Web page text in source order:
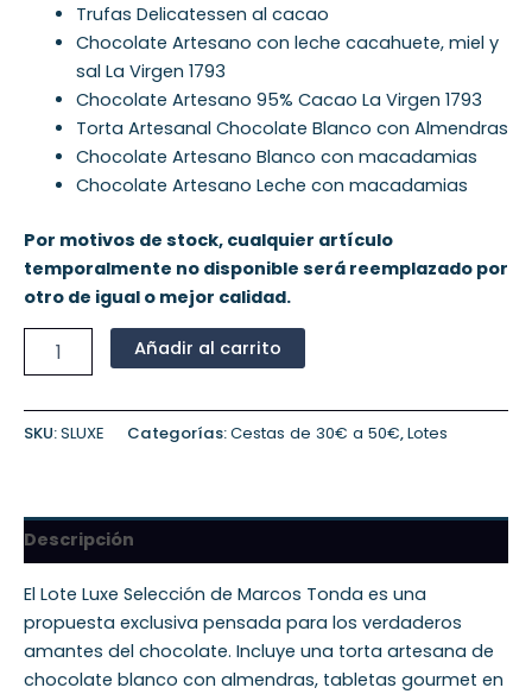
Trufas Delicatessen al cacao
Chocolate Artesano con leche cacahuete, miel y
sal La Virgen 1793
Chocolate Artesano 95% Cacao La Virgen 1793
Torta Artesanal Chocolate Blanco con Almendras
Chocolate Artesano Blanco con macadamias
Chocolate Artesano Leche con macadamias
Por motivos de stock, cualquier artículo
temporalmente no disponible será reemplazado por
otro de igual o mejor calidad.
Añadir al carrito
SKU:SLUXE Categorías:Cestas de 30€ a 50€,Lotes
Descripción
El Lote Luxe Selección de Marcos Tonda es una
propuesta exclusiva pensada para los verdaderos
amantes del chocolate. Incluye una torta artesana de
chocolate blanco con almendras, tabletas gourmet en